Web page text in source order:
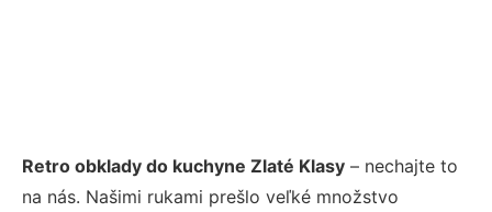
Retro obklady do kuchyne Zlaté Klasy – nechajte to
na nás. Našimi rukami prešlo veľké množstvo